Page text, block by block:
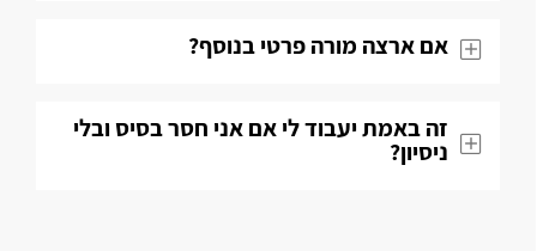
אם ארצה מורה פרטי בנוסף?
זה באמת יעבוד לי אם אני חסר בסיס ובלי
ניסיון?